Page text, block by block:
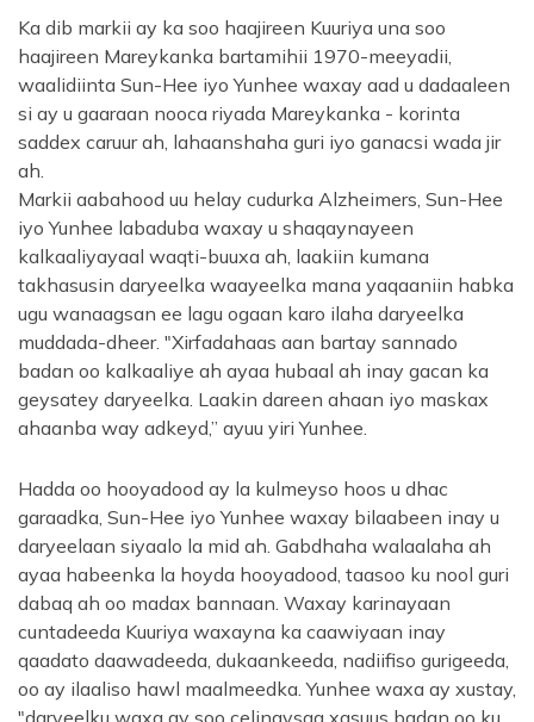
Ka dib markii ay ka soo haajireen Kuuriya una soo
haajireen Mareykanka bartamihii 1970-meeyadii,
waalidiinta Sun-Hee iyo Yunhee waxay aad u dadaaleen
si ay u gaaraan nooca riyada Mareykanka - korinta
saddex caruur ah, lahaanshaha guri iyo ganacsi wada jir
ah.
Markii aabahood uu helay cudurka Alzheimers, Sun-Hee
iyo Yunhee labaduba waxay u shaqaynayeen
kalkaaliyayaal waqti-buuxa ah, laakiin kumana
takhasusin daryeelka waayeelka mana yaqaaniin habka
ugu wanaagsan ee lagu ogaan karo ilaha daryeelka
muddada-dheer. "Xirfadahaas aan bartay sannado
badan oo kalkaaliye ah ayaa hubaal ah inay gacan ka
geysatey daryeelka. Laakin dareen ahaan iyo maskax
ahaanba way adkeyd,” ayuu yiri Yunhee.
Hadda oo hooyadood ay la kulmeyso hoos u dhac
garaadka, Sun-Hee iyo Yunhee waxay bilaabeen inay u
daryeelaan siyaalo la mid ah. Gabdhaha walaalaha ah
ayaa habeenka la hoyda hooyadood, taasoo ku nool guri
dabaq ah oo madax bannaan. Waxay karinayaan
cuntadeeda Kuuriya waxayna ka caawiyaan inay
qaadato daawadeeda, dukaankeeda, nadiifiso gurigeeda,
oo ay ilaaliso hawl maalmeedka. Yunhee waxa ay xustay,